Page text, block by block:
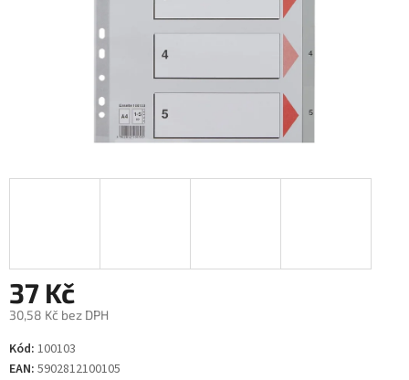
37 Kč
30,58 Kč bez DPH
Měrná
cena:
Kód: 100103
EAN: 5902812100105